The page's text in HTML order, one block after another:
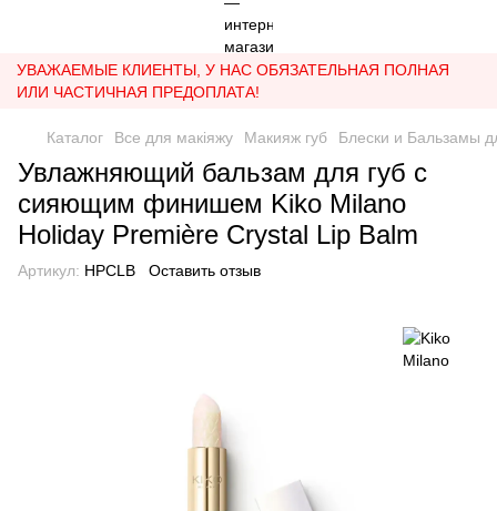
УВАЖАЕМЫЕ КЛИЕНТЫ, У НАС ОБЯЗАТЕЛЬНАЯ ПОЛНАЯ
ИЛИ ЧАСТИЧНАЯ ПРЕДОПЛАТА!
Каталог Все для макіяжу Макияж губ Блески и Бальзамы
Увлажняющий бальзам для губ с
сияющим финишем Kiko Milano
Holiday Première Crystal Lip Balm
Артикул: HPCLB Оставить отзыв